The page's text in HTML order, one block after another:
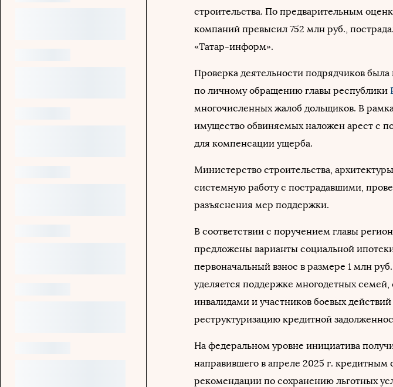
строительства. По предварительным
компаний превысил 752 млн руб.,
«Татар-информ».
Проверка деятельности подрядчиков
по личному обращению главы республики
многочисленных жалоб дольщиков. В
имущество обвиняемых наложен арест с
для компенсации ущерба.
Министерство строительства,
системную работу с пострадавшими,
разъяснения мер поддержки.
В соответствии с поручением главы
предложены варианты социальной
первоначальный взнос в размере 1 млн
уделяется поддержке многодетных
инвалидами и участников боевых
реструктуризацию кредитной
На федеральном уровне инициатива
направившего в апреле 2025 г. кредитным
рекомендации по сохранению льготных